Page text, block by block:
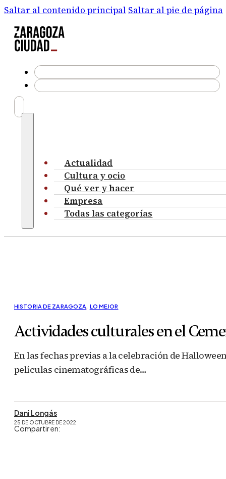
Saltar al contenido principal Saltar al pie de página
Actualidad
Cultura y ocio
Qué ver y hacer
Empresa
Todas las categorías
HISTORIA DE ZARAGOZA, LO MEJOR
Actividades culturales en el
En las fechas previas a la celebración de
películas cinematográficas de…
Dani Longás
25 DE OCTUBRE DE 2022
Compartir en: